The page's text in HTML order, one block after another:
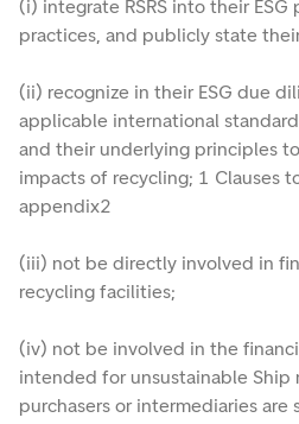
(i) integrate RSRS into their
practices, and publicly state
(ii) recognize in their ESG due
applicable international
and their underlying principles
impacts of recycling; 1 Clauses
appendix2
(iii) not be directly involved in
recycling facilities;
(iv) not be involved in the
intended for unsustainable Ship
purchasers or intermediaries are